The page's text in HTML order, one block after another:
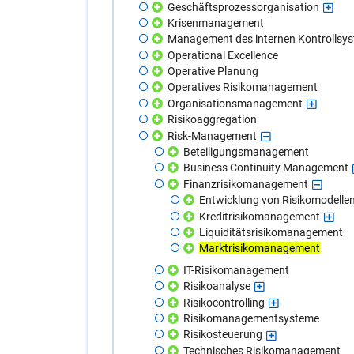
Geschäftsprozessorganisation
Krisenmanagement
Management des internen
Operational Excellence
Operative Planung
Operatives Risikomanagement
Organisationsmanagement
Risikoaggregation
Risk-Management
Beteiligungsmanagement
Business Continuity Management
Finanzrisikomanagement
Entwicklung von Risikomodellen
Kreditrisikomanagement
Liquiditätsrisikomanagement
Marktrisikomanagement
IT-Risikomanagement
Risikoanalyse
Risikocontrolling
Risikomanagementsysteme
Risikosteuerung
Technisches Risikomanagement